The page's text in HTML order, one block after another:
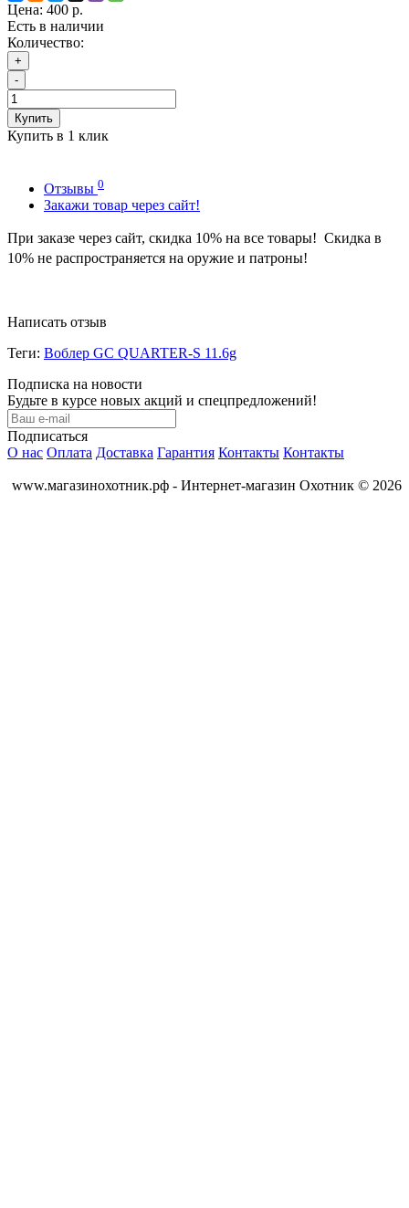
Цена: 400 р.
Есть в наличии
Количество:
+
-
Купить
Купить в 1 клик
Отзывы 0
Закажи товар через сайт!
При заказе через сайт, скидка 10% на все товары! Скидка в
10% не распространяется на оружие и патроны!
Написать отзыв
Теги: Воблер GC QUARTER-S 11.6g
Подписка на новости
Будьте в курсе новых акций и спецпредложений!
Подписаться
О нас Оплата Доставка Гарантия Контакты Контакты
www.магазинохотник.рф - Интернет-магазин Охотник © 2026